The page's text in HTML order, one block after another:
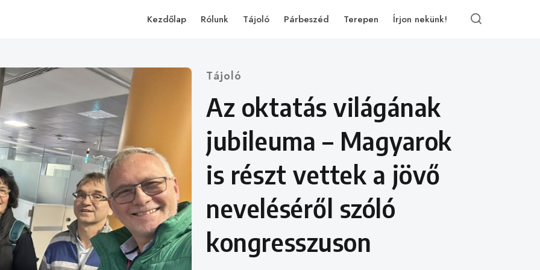
Kezdőlap Rólunk Tájoló Párbeszéd Terepen Írjon nekünk!
tájoló
Az oktatás világának
jubileuma – Magyarok
is részt vettek a jövő
neveléséről szóló
kongresszuson